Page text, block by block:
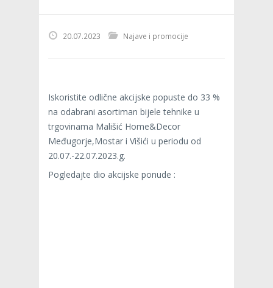
20.07.2023 Najave i promocije
Iskoristite odlične akcijske popuste do 33 %
na odabrani asortiman bijele tehnike u
trgovinama Mališić Home&Decor
Međugorje,Mostar i Višići u periodu od
20.07.-22.07.2023.g.
Pogledajte dio akcijske ponude :